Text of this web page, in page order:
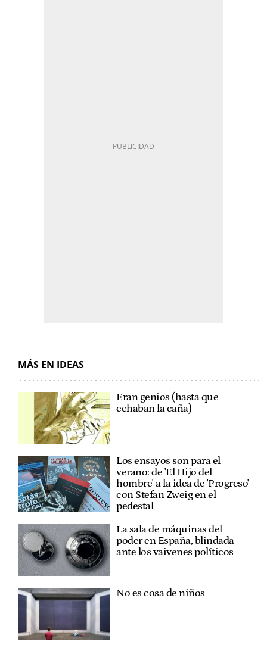
MÁS EN IDEAS
Eran genios (hasta que
echaban la caña)
Los ensayos son para el
verano: de 'El Hijo del
hombre' a la idea de 'Progreso'
con Stefan Zweig en el
pedestal
La sala de máquinas del
poder en España, blindada
ante los vaivenes políticos
No es cosa de niños